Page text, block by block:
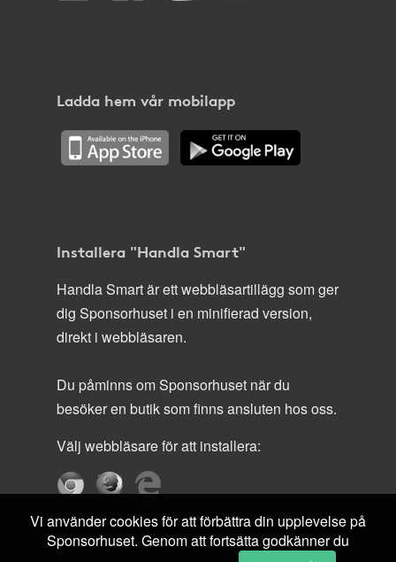
Ladda hem vår mobilapp
Installera "Handla Smart"
Handla Smart är ett webbläsartillägg som ger
dig Sponsorhuset i en minifierad version,
direkt i webbläsaren.
Du påminns om Sponsorhuset när du
besöker en butik som finns ansluten hos oss.
Välj webbläsare för att installera:
Vi använder cookies för att förbättra din upplevelse på
Sponsorhuset. Genom att fortsätta godkänner du